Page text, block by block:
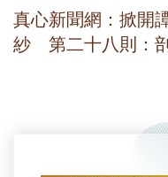
真心新聞網：掀開
紗 第二十八則：